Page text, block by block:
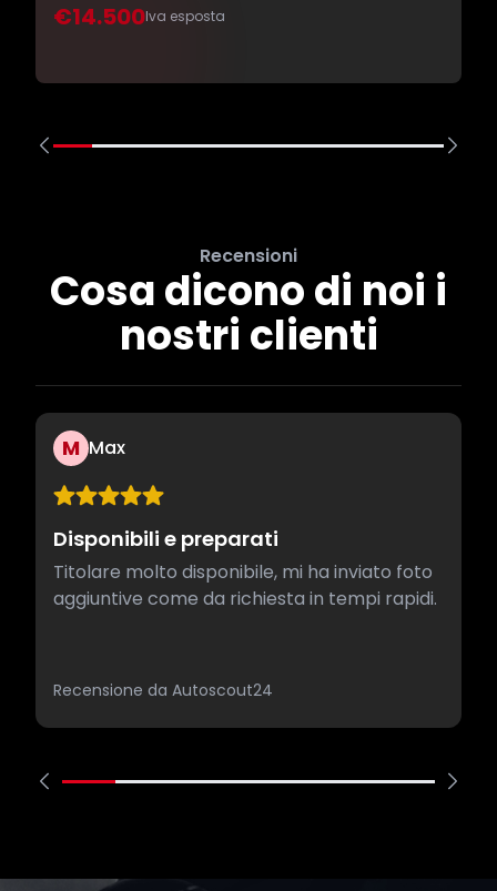
€14.500Iva esposta
Recensioni
Cosa dicono di noi i
nostri clienti
M Max
Disponibili e preparati
Titolare molto disponibile, mi ha inviato foto
aggiuntive come da richiesta in tempi rapidi.
Recensione da Autoscout24